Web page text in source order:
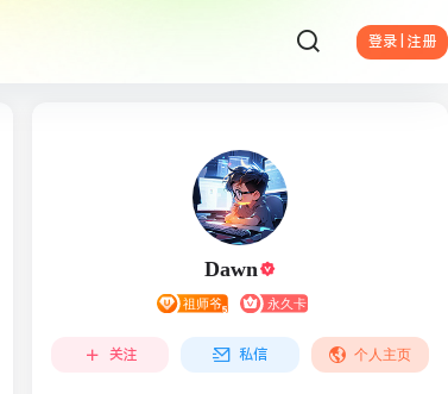
登录 | 注册
Dawn
关注 私信 个人主页